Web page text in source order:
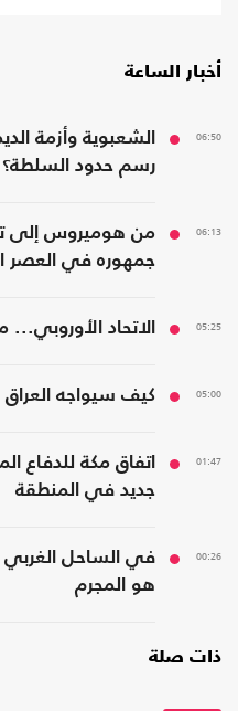
أخبار الساعة
06:50
الشعبوية وأزمة
رسم حدود
06:13
من هوميروس إلى
جمهوره في العصر
05:25 الاتحاد
05:00 كيف سيواجه العراق
01:47
اتفاق مكة للدفاع
جديد في المنطقة
00:26
في الساحل الغربي
هو المجرم
ذات صلة